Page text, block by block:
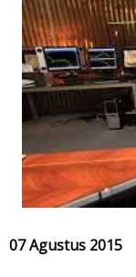
07 Agustus 2015